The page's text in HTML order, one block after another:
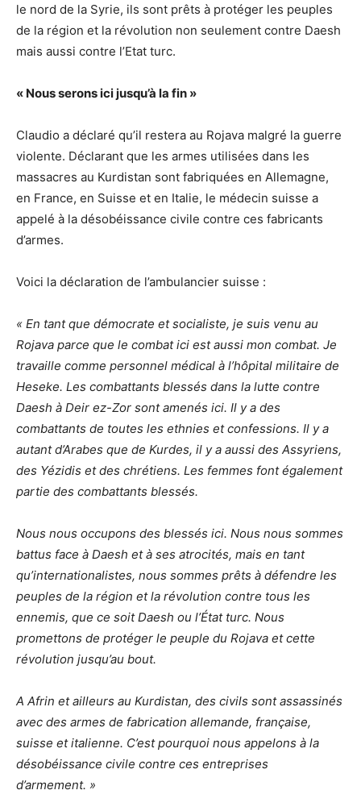
le nord de la Syrie, ils sont prêts à protéger les peuples
de la région et la révolution non seulement contre Daesh
mais aussi contre l’Etat turc.
« Nous serons ici jusqu’à la fin »
Claudio a déclaré qu’il restera au Rojava malgré la guerre
violente. Déclarant que les armes utilisées dans les
massacres au Kurdistan sont fabriquées en Allemagne,
en France, en Suisse et en Italie, le médecin suisse a
appelé à la désobéissance civile contre ces fabricants
d’armes.
Voici la déclaration de l’ambulancier suisse :
« En tant que démocrate et socialiste, je suis venu au
Rojava parce que le combat ici est aussi mon combat. Je
travaille comme personnel médical à l’hôpital militaire de
Heseke. Les combattants blessés dans la lutte contre
Daesh à Deir ez-Zor sont amenés ici. Il y a des
combattants de toutes les ethnies et confessions. Il y a
autant d’Arabes que de Kurdes, il y a aussi des Assyriens,
des Yézidis et des chrétiens. Les femmes font également
partie des combattants blessés.
Nous nous occupons des blessés ici. Nous nous sommes
battus face à Daesh et à ses atrocités, mais en tant
qu’internationalistes, nous sommes prêts à défendre les
peuples de la région et la révolution contre tous les
ennemis, que ce soit Daesh ou l’État turc. Nous
promettons de protéger le peuple du Rojava et cette
révolution jusqu’au bout.
A Afrin et ailleurs au Kurdistan, des civils sont assassinés
avec des armes de fabrication allemande, française,
suisse et italienne. C’est pourquoi nous appelons à la
désobéissance civile contre ces entreprises
d’armement. »